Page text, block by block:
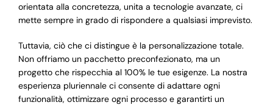
orientata alla concretezza, unita a tecnologie avanzate, ci
mette sempre in grado di rispondere a qualsiasi imprevisto.
Tuttavia, ciò che ci distingue è la personalizzazione totale.
Non offriamo un pacchetto preconfezionato, ma un
progetto che rispecchia al 100% le tue esigenze. La nostra
esperienza pluriennale ci consente di adattare ogni
funzionalità, ottimizzare ogni processo e garantirti un